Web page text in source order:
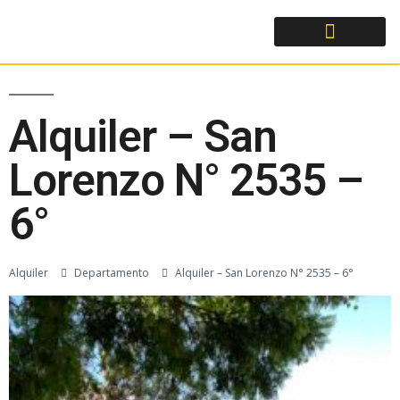
Alquiler – San
Lorenzo N° 2535 –
6°
Alquiler Departamento Alquiler – San Lorenzo N° 2535 – 6°